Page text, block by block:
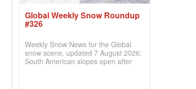
Global Weekly Snow Roundup
#326
Weekly Snow News for the Global
snow scene, updated 7 August 2026:
South American slopes open after